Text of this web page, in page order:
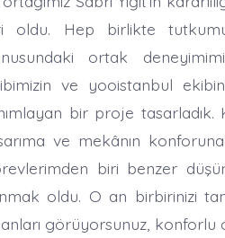
oldu. Hep birlikte
ortak
ve yooistanbul
bir proje tasarladık.
ve mekânın
biri benzer
oldu. O an birbirinizi
görüyorsunuz, konforlu